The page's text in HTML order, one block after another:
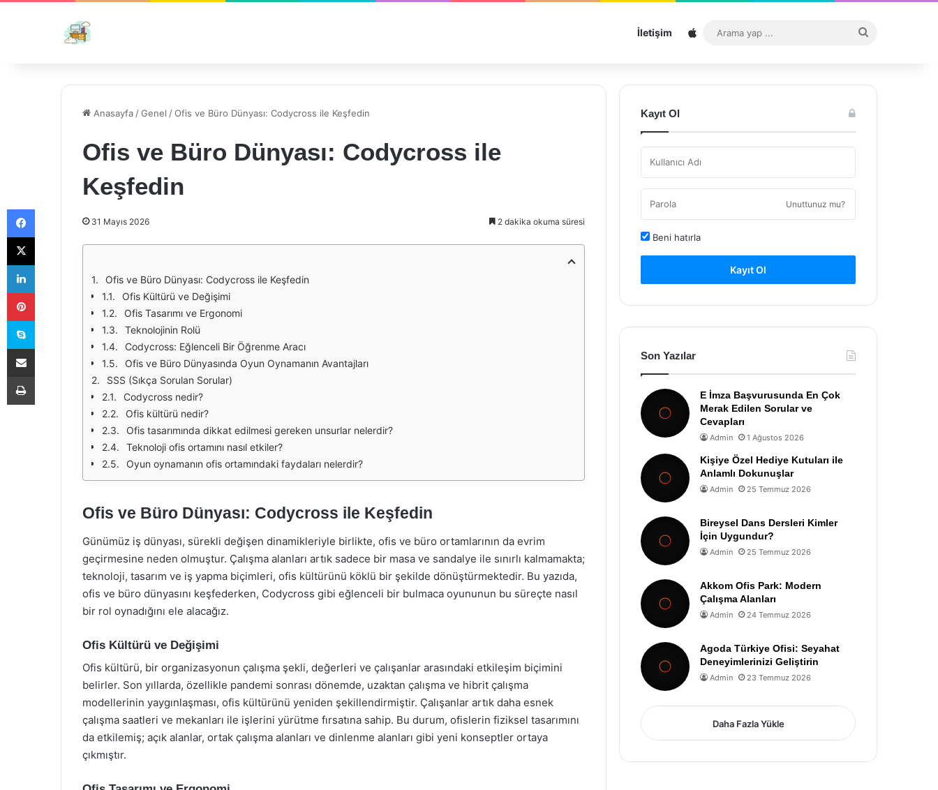
İletişim Sitemap
...
Anasayfa /Genel /Ofis ve Büro Dünyası: Codycross ile Keşfedin
Ofis ve Büro Dünyası: Codycross ile
Keşfedin
31 Mayıs 2026 2 dakika okuma süresi
Ofis ve Büro Dünyası: Codycross ile Keşfedin
Ofis Kültürü ve Değişimi
Ofis Tasarımı ve Ergonomi
Teknolojinin Rolü
Codycross: Eğlenceli Bir Öğrenme Aracı
Ofis ve Büro Dünyasında Oyun Oynamanın Avantajları
SSS (Sıkça Sorulan Sorular)
Codycross nedir?
Ofis kültürü nedir?
Ofis tasarımında dikkat edilmesi gereken unsurlar nelerdir?
Teknoloji ofis ortamını nasıl etkiler?
Oyun oynamanın ofis ortamındaki faydaları nelerdir?
Ofis ve Büro Dünyası: Codycross ile Keşfedin
Günümüz iş dünyası, sürekli değişen dinamikleriyle birlikte, ofis ve büro ortamlarının da evrim
geçirmesine neden olmuştur. Çalışma alanları artık sadece bir masa ve sandalye ile sınırlı kalmamakta;
teknoloji, tasarım ve iş yapma biçimleri, ofis kültürünü köklü bir şekilde dönüştürmektedir. Bu yazıda,
ofis ve büro dünyasını keşfederken, Codycross gibi eğlenceli bir bulmaca oyununun bu süreçte nasıl
bir rol oynadığını ele alacağız.
Ofis Kültürü ve Değişimi
Ofis kültürü, bir organizasyonun çalışma şekli, değerleri ve çalışanlar arasındaki etkileşim biçimini
belirler. Son yıllarda, özellikle pandemi sonrası dönemde, uzaktan çalışma ve hibrit çalışma
modellerinin yaygınlaşması, ofis kültürünü yeniden şekillendirmiştir. Çalışanlar artık daha esnek
çalışma saatleri ve mekanları ile işlerini yürütme fırsatına sahip. Bu durum, ofislerin fiziksel tasarımını
da etkilemiş; açık alanlar, ortak çalışma alanları ve dinlenme alanları gibi yeni konseptler ortaya
çıkmıştır.
Kayıt Ol
Unuttunuz mu?
Beni hatırla
Kayıt Ol
Son Yazılar
E İmza Başvurusunda En Çok
Merak Edilen Sorular ve
Cevapları
Admin 1 Ağustos 2026
Kişiye Özel Hediye Kutuları ile
Anlamlı Dokunuşlar
Admin 25 Temmuz 2026
Bireysel Dans Dersleri Kimler
İçin Uygundur?
Admin 25 Temmuz 2026
Akkom Ofis Park: Modern
Çalışma Alanları
Admin 24 Temmuz 2026
Agoda Türkiye Ofisi: Seyahat
Deneyimlerinizi Geliştirin
Admin 23 Temmuz 2026
Daha Fazla Yükle
Facebook
X
LinkedIn
Pinterest
Skype
E-Posta ile paylaş